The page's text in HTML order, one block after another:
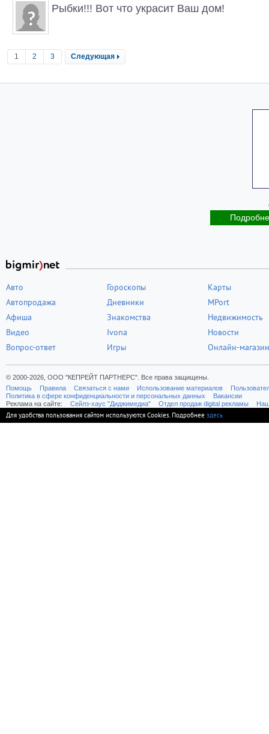
Рыбки!!! Вот что украсит Ваш дом!
1 2 3 Следующая
Авто
Автопродажа
Афиша
Видео
Вопрос-ответ
Гороскопы
Дневники
Знакомства
Ivona
Игры
Карты
MPort
Недвижимость
Новости
Онлайн-магазин
© 2000-2026, ООО "КЕПРЕЙТ ПАРТНЕРС". Все права защищены.
Помощь
Правила Связаться с нами Использование материалов
Политика в сфере конфиденциальности и персональных данных
Вакансии
Реклама на сайте:
Cейлз-хаус "Диджимедиа" Отдел продаж digital рекламы
Для удобства пользования сайтом используются Cookies. Подробнее здесь